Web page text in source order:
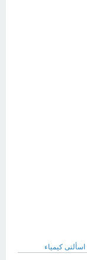
اسألنى كيمياء